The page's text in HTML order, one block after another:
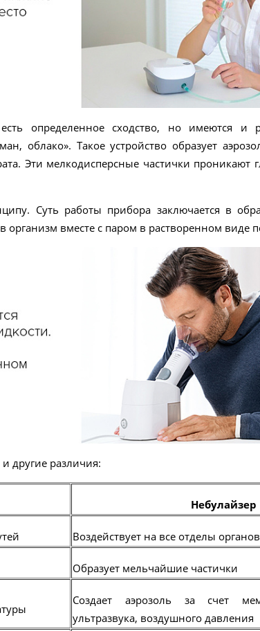
определенное сходство, но имеются и
облако». Такое устройство образует
Эти мелкодисперсные частички проникают
Суть работы прибора заключается в
организм вместе с паром в растворенном виде
другие различия:
Небулайзер
Воздействует на все отделы
Образует мельчайшие частички
Создает аэрозоль за счет
ультразвука, воздушного давления